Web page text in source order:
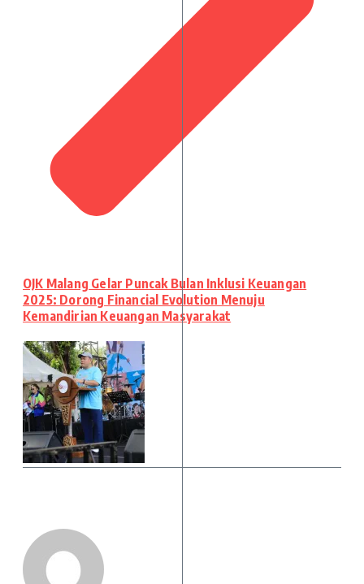
OJK Malang Gelar Puncak Bulan Inklusi Keuangan
2025: Dorong Financial Evolution Menuju
Kemandirian Keuangan Masyarakat